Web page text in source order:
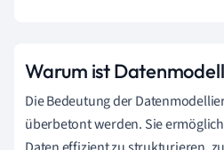
Warum ist
Die Bedeutung der
überbetont werden. Sie